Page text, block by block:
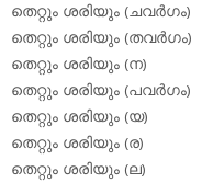
തെറ്റും ശരിയും (ചവര്‍ഗം)
തെറ്റും ശരിയും (തവര്‍ഗം)
തെറ്റും ശരിയും (ന)
തെറ്റും ശരിയും (പവര്‍ഗം)
തെറ്റും ശരിയും (യ)
തെറ്റും ശരിയും (ര)
തെറ്റും ശരിയും (ല)